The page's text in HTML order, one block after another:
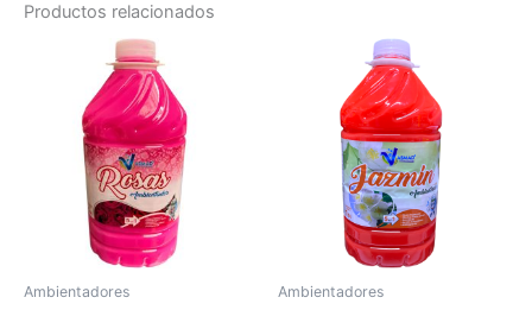
Productos relacionados
Ambientadores Ambientadores